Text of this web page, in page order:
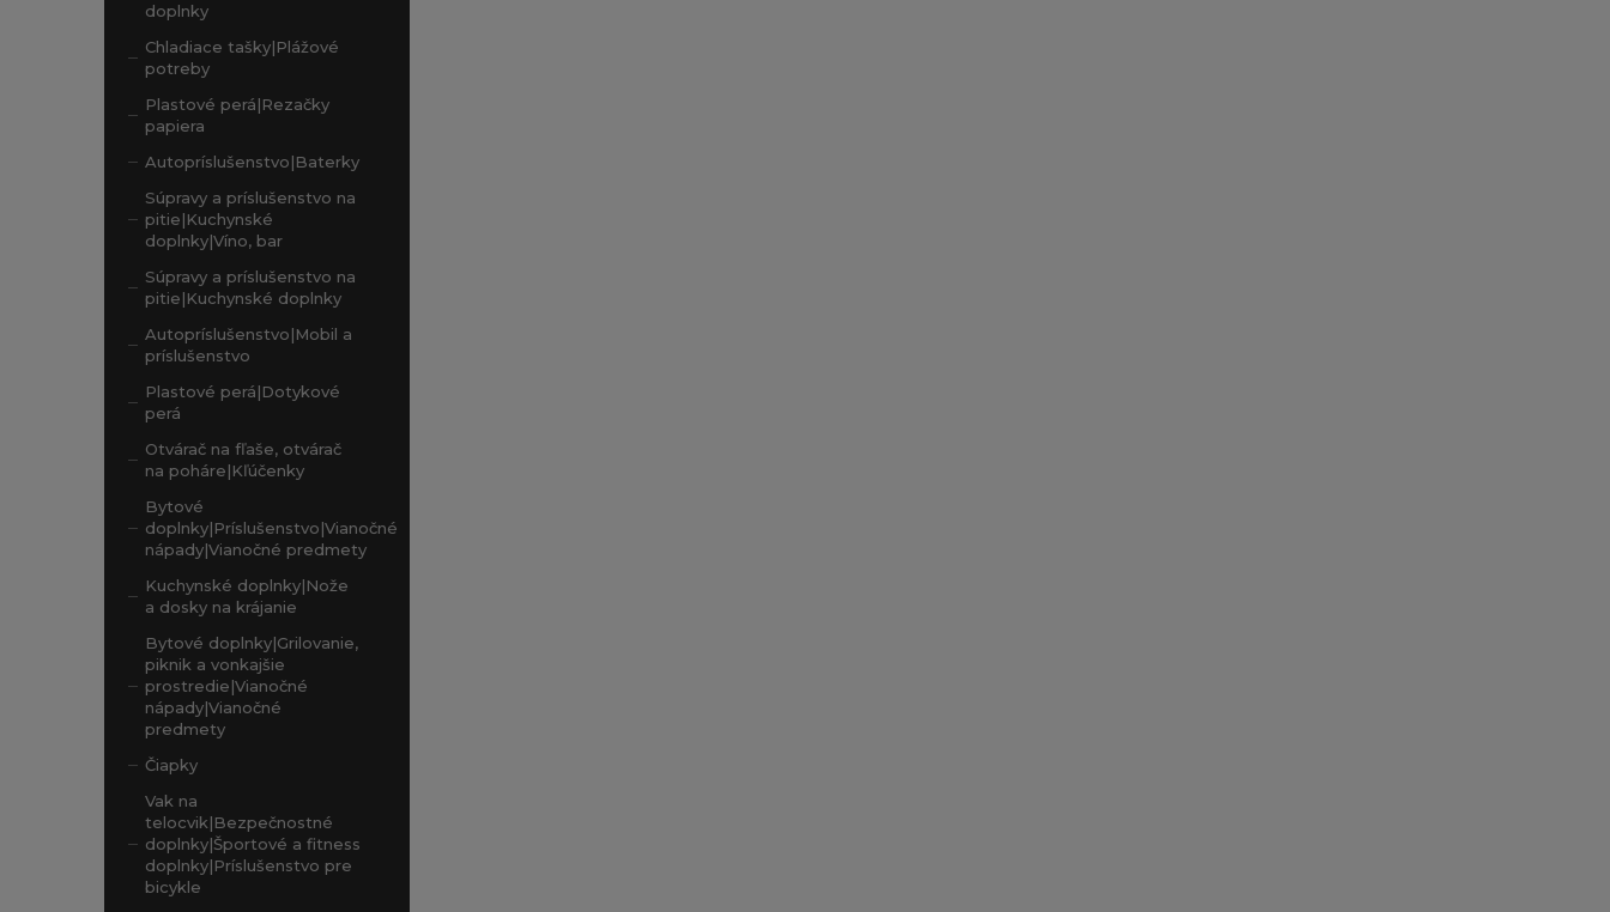
doplnky
Chladiace tašky|Plážové
potreby
Plastové perá|Rezačky
papiera
Autopríslušenstvo|Baterky
Súpravy a príslušenstvo na
pitie|Kuchynské
doplnky|Víno, bar
Súpravy a príslušenstvo na
pitie|Kuchynské doplnky
Autopríslušenstvo|Mobil a
príslušenstvo
Plastové perá|Dotykové
perá
Otvárač na fľaše, otvárač
na poháre|Kľúčenky
Bytové
doplnky|Príslušenstvo|Vianočné
nápady|Vianočné predmety
Kuchynské doplnky|Nože
a dosky na krájanie
Bytové doplnky|Grilovanie,
piknik a vonkajšie
prostredie|Vianočné
nápady|Vianočné
predmety
Čiapky
Vak na
telocvik|Bezpečnostné
doplnky|Športové a fitness
doplnky|Príslušenstvo pre
bicykle